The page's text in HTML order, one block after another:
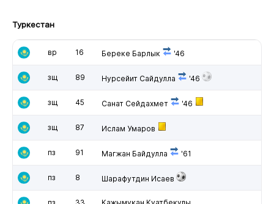
Туркестан
вр 16 Береке Барлык '46
зщ 89 Нурсейит Сайдулла '46
зщ 45 Санат Сейдахмет '46
зщ 87 Ислам Умаров
пз 91 Магжан Байдулла '61
пз 8 Шарафутдин Исаев